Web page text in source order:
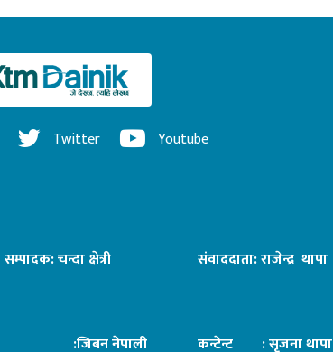
Twitter Youtube
सम्पादक: चन्दा क्षेत्री संवाददाता: राजेन्द्र थापा
:जिबन नेपाली कन्टेन्ट : सृजना थापा